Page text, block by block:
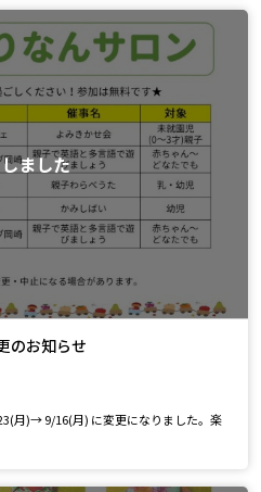
ました
のお知らせ
月)→ 9/16(月) に変更になりました。楽